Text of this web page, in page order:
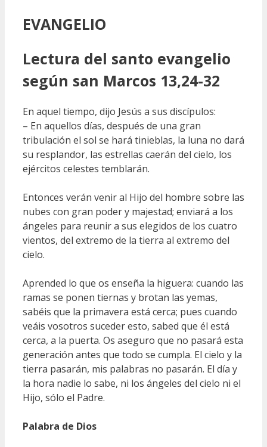
EVANGELIO
Lectura del santo evangelio
según san Marcos 13,24-32
En aquel tiempo, dijo Jesús a sus discípulos:
– En aquellos días, después de una gran
tribulación el sol se hará tinieblas, la luna no dará
su resplandor, las estrellas caerán del cielo, los
ejércitos celestes temblarán.
Entonces verán venir al Hijo del hombre sobre las
nubes con gran poder y majestad; enviará a los
ángeles para reunir a sus elegidos de los cuatro
vientos, del extremo de la tierra al extremo del
cielo.
Aprended lo que os enseña la higuera: cuando las
ramas se ponen tiernas y brotan las yemas,
sabéis que la primavera está cerca; pues cuando
veáis vosotros suceder esto, sabed que él está
cerca, a la puerta. Os aseguro que no pasará esta
generación antes que todo se cumpla. El cielo y la
tierra pasarán, mis palabras no pasarán. El día y
la hora nadie lo sabe, ni los ángeles del cielo ni el
Hijo, sólo el Padre.
Palabra de Dios